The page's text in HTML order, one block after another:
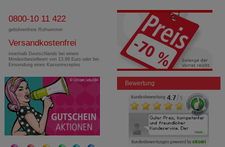
0800-10 11 422
gebührenfreie Rufnummer
Versandkostenfrei
innerhalb Deutschlands bei einem
Mindestbestellwert von 13,99 Euro oder bei
Einsendung eines Kassenrezeptes
Bewertung